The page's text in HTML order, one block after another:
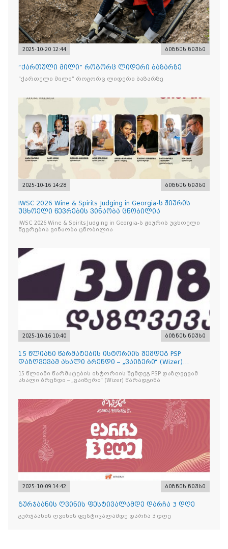
2025-10-20 12:44 ბიზნეს ნიუსი
“ქართული მილი” როგორც ლიდერი ბაზარზე
“ქართული მილი” როგორც ლიდერი ბაზარზე
2025-10-16 14:28 ბიზნეს ნიუსი
IWSC 2026 Wine & Spirits Judging in Georgia-ს ჟიურის
უცხოელი წევრების ვინაობა ცნობილია
IWSC 2026 Wine & Spirits Judging in Georgia-ს ჟიურის უცხოელი
წევრების ვინაობა ცნობილია
2025-10-16 10:40 ბიზნეს ნიუსი
15 წლიანი წარმატების ისტორიის შემდეგ PSP
დაზღვევამ ახალი ბრენდი – „ვაიზერი“ (Wizer)
წარადგინა
15 წლიანი წარმატების ისტორიის შემდეგ PSP დაზღვევამ
ახალი ბრენდი – „ვაიზერი“ (Wizer) წარადგინა
2025-10-09 14:42 ბიზნეს ნიუსი
გურჯაანის ღვინის ფესტივალამდე დარჩა 3 დღე
გურჯაანის ღვინის ფესტივალამდე დარჩა 3 დღე